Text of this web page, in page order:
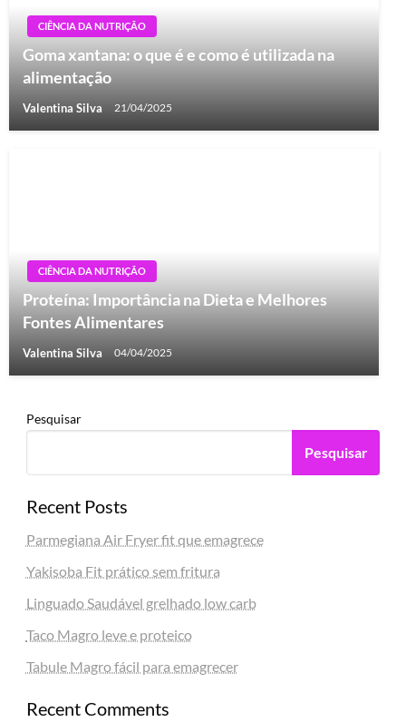
CIÊNCIA DA NUTRIÇÃO
Goma xantana: o que é e como é utilizada na
alimentação
Valentina Silva 21/04/2025
CIÊNCIA DA NUTRIÇÃO
Proteína: Importância na Dieta e Melhores
Fontes Alimentares
Valentina Silva 04/04/2025
Pesquisar
Pesquisar
Recent Posts
Parmegiana Air Fryer fit que emagrece
Yakisoba Fit prático sem fritura
Linguado Saudável grelhado low carb
Taco Magro leve e proteico
Tabule Magro fácil para emagrecer
Recent Comments